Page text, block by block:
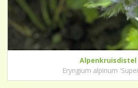
Alpenkruisdistel
Eryngium alpinum